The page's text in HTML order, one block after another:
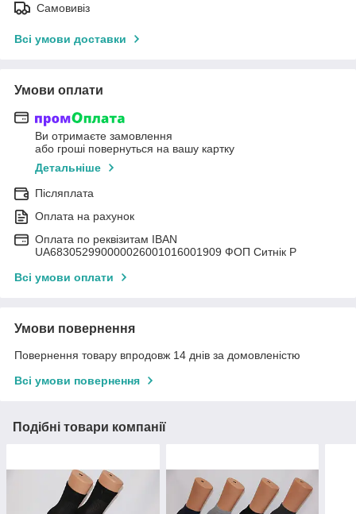
Самовивіз
Всі умови доставки
Умови оплати
Ви отримаєте замовлення
або гроші повернуться на вашу картку
Детальніше
Післяплата
Оплата на рахунок
Оплата по реквізитам IBAN
UА683052990000026001016001909 ФОП Ситнік Р
Всі умови оплати
Умови повернення
Повернення товару впродовж 14 днів за домовленістю
Всі умови повернення
Подібні товари компанії